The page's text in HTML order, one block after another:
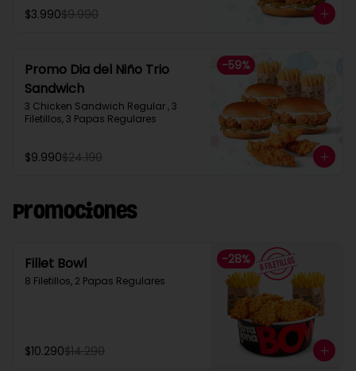
$3.990$9.990
-59%
Promo Dia del Niño Trio
Sandwich​
3 Chicken Sandwich Regular , 3
Filetillos, 3 Papas Regulares
$9.990$24.190
Promociones
-28%
Fillet Bowl
8 Filetillos, 2 Papas Regulares
$10.290$14.290